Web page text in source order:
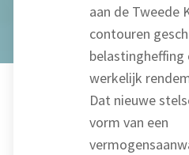
aan de Tweede
contouren
belastingheffing
werkelijk
Dat nieuwe
vorm van een